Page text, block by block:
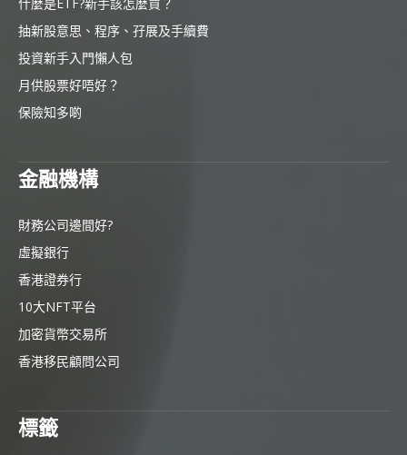
什麼是ETF?新手該怎麼買？
抽新股意思、程序、孖展及手續費
投資新手入門懶人包
月供股票好唔好？
保險知多啲
金融機構
財務公司邊間好?
虛擬銀行
香港證券行
10大NFT平台
加密貨幣交易所
香港移民顧問公司
標籤